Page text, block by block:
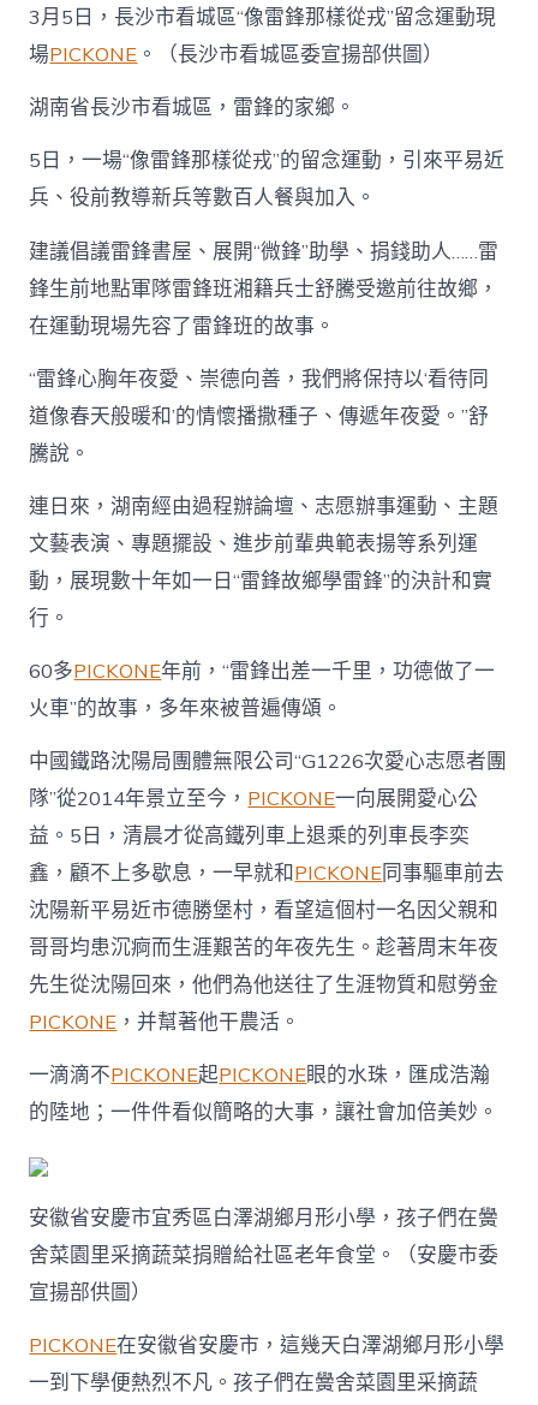
光
線
——
全
國
地
第
60
個
學
雷
鋒
留
日
運
動
–
中
國
軍
網〉
3月5日，長沙市看城區“像雷鋒那樣從戎”留念運動現
場PICKONE 。（長沙市看城區委宣揚部供圖）
湖南省長沙市看城區，雷鋒的家鄉。
5日，一場“像雷鋒那樣從戎”的留念運動，引來平易近
兵、役前教導新兵等數百人餐與加入。
建議倡議雷鋒書屋、展開“微鋒”助學、捐錢助人……雷
鋒生前地點軍隊雷鋒班湘籍兵士舒騰受邀前往故鄉，
在運動現場先容了雷鋒班的故事。
“雷鋒心胸年夜愛、崇德向善，我們將保持以‘看待同
道像春天般暖和’的情懷播撒種子、傳遞年夜愛。”舒
騰說。
連日來，湖南經由過程辦論壇、志愿辦事運動、主題
文藝表演、專題擺設、進步前輩典範表揚等系列運
動，展現數十年如一日“雷鋒故鄉學雷鋒”的決計和實
行。
60多PICKONE年前，“雷鋒出差一千里，功德做了一
火車”的故事，多年來被普遍傳頌。
中國鐵路沈陽局團體無限公司“G1226次愛心志愿者團
隊”從2014年景立至今， PICKONE一向展開愛心公
益。5日，清晨才從高鐵列車上退乘的列車長李奕
鑫，顧不上多歇息，一早就和PICKONE同事驅車前去
沈陽新平易近市德勝堡村，看望這個村一名因父親和
哥哥均患沉痾而生涯艱苦的年夜先生。趁著周末年夜
先生從沈陽回來，他們為他送往了生涯物質和慰勞金
PICKONE ，并幫著他干農活。
一滴滴不PICKONE起PICKONE眼的水珠，匯成浩瀚
的陸地；一件件看似簡略的大事，讓社會加倍美妙。
安徽省安慶市宜秀區白澤湖鄉月形小學，孩子們在黌
舍菜園里采摘蔬菜捐贈給社區老年食堂。（安慶市委
宣揚部供圖）
PICKONE在安徽省安慶市，這幾天白澤湖鄉月形小學
一到下學便熱烈不凡。孩子們在黌舍菜園里采摘蔬